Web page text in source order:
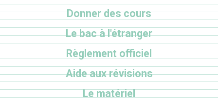
Donner des cours
Le bac à l'étranger
Règlement officiel
Aide aux révisions
Le matériel